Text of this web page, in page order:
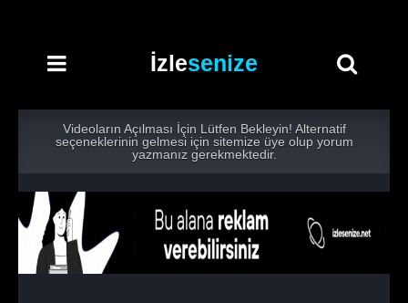
İzlesenize
Videoların Açılması İçin Lütfen Bekleyin! Alternatif
seçeneklerinin gelmesi için sitemize üye olup yorum
yazmanız gerekmektedir.